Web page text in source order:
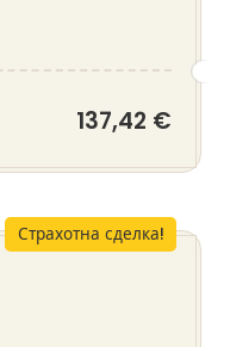
137,42 €
Страхотна сделка!